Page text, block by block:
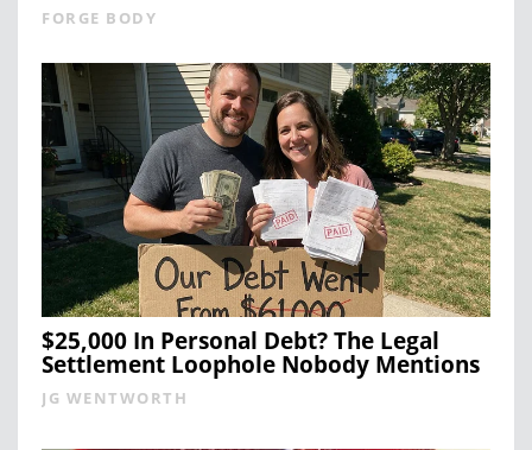
FORGE BODY
$25,000 In Personal Debt? The Legal
Settlement Loophole Nobody Mentions
JG WENTWORTH